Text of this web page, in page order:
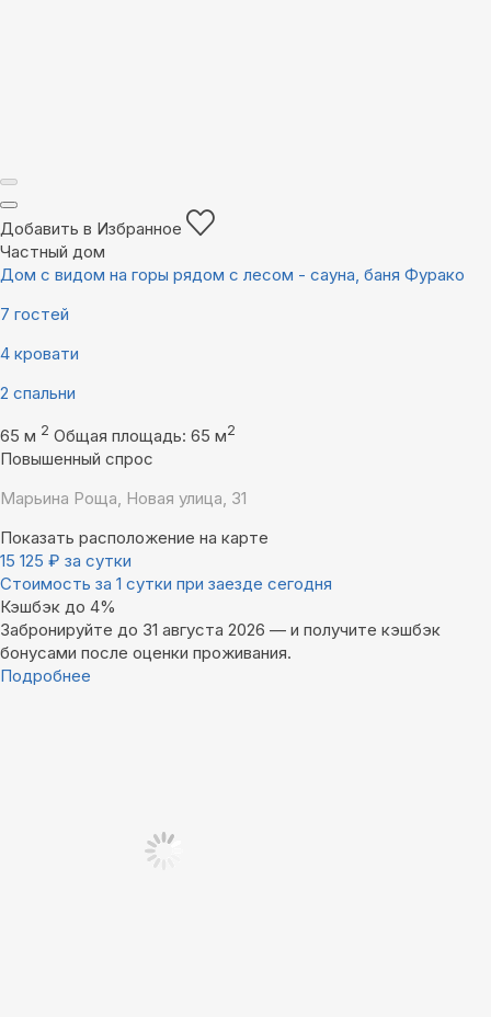
Добавить в Избранное
Частный дом
Дом с видом на горы рядом с лесом - сауна, баня Фурако
7 гостей
4 кровати
2 спальни
65 м 2 Общая площадь: 65 м2
Повышенный спрос
Марьина Роща, Новая улица, 31
Показать расположение на карте
15 125 ₽ за сутки
Стоимость за 1 сутки при заезде сегодня
Кэшбэк до 4%
Забронируйте до 31 августа 2026 — и получите кэшбэк
бонусами после оценки проживания.
Подробнее